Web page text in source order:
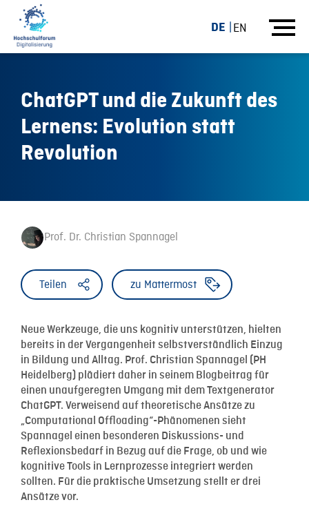
DE EN
ChatGPT und die Zukunft des
Lernens: Evolution statt
Revolution
Prof. Dr. Christian Spannagel
Teilen zu Mattermost
Neue Werkzeuge, die uns kognitiv unterstützen, hielten
bereits in der Vergangenheit selbstverständlich Einzug
in Bildung und Alltag. Prof. Christian Spannagel (PH
Heidelberg) plädiert daher in seinem Blogbeitrag für
einen unaufgeregten Umgang mit dem Textgenerator
ChatGPT. Verweisend auf theoretische Ansätze zu
„Computational Offloading“-Phänomenen sieht
Spannagel einen besonderen Diskussions- und
Reflexionsbedarf in Bezug auf die Frage, ob und wie
kognitive Tools in Lernprozesse integriert werden
sollten. Für die praktische Umsetzung stellt er drei
Ansätze vor.